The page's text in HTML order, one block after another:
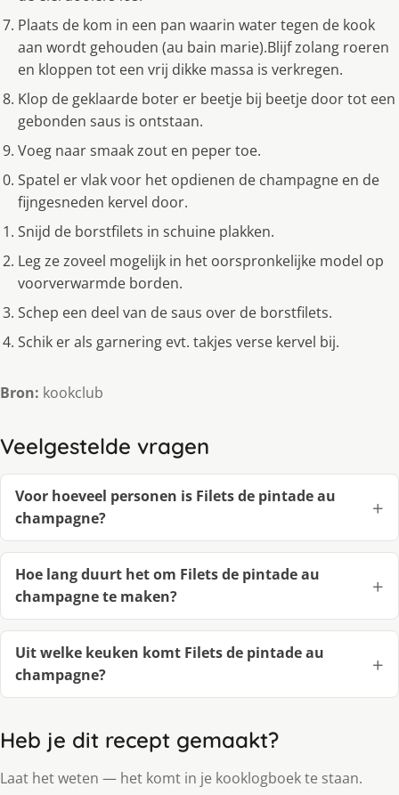
Plaats de kom in een pan waarin water tegen de kook
aan wordt gehouden (au bain marie).Blijf zolang roeren
en kloppen tot een vrij dikke massa is verkregen.
Klop de geklaarde boter er beetje bij beetje door tot een
gebonden saus is ontstaan.
Voeg naar smaak zout en peper toe.
Spatel er vlak voor het opdienen de champagne en de
fijngesneden kervel door.
Snijd de borstfilets in schuine plakken.
Leg ze zoveel mogelijk in het oorspronkelijke model op
voorverwarmde borden.
Schep een deel van de saus over de borstfilets.
Schik er als garnering evt. takjes verse kervel bij.
Bron: kookclub
Veelgestelde vragen
Voor hoeveel personen is Filets de pintade au
champagne?
Hoe lang duurt het om Filets de pintade au
champagne te maken?
Uit welke keuken komt Filets de pintade au
champagne?
Heb je dit recept gemaakt?
Laat het weten — het komt in je kooklogboek te staan.